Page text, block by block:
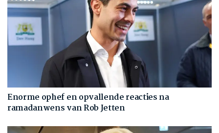
Enorme ophef en opvallende reacties na
ramadanwens van Rob Jetten